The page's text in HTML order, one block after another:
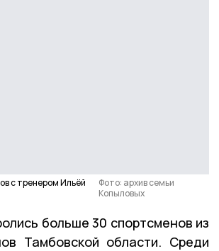
с тренером Ильёй
Фото: архив семьи
Копыловых
больше 30 спортсменов из
Тамбовской области. Среди